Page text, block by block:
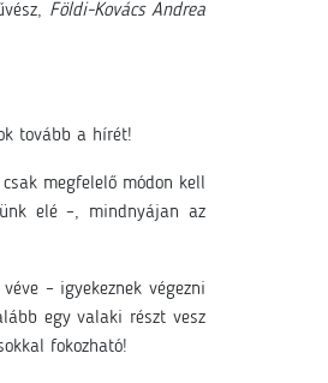
Földi-Kovács Andrea
tovább a hírét!
megfelelő módon kell
elé –, mindnyájan az
– igyekeznek végezni
egy valaki részt vesz
fokozható!